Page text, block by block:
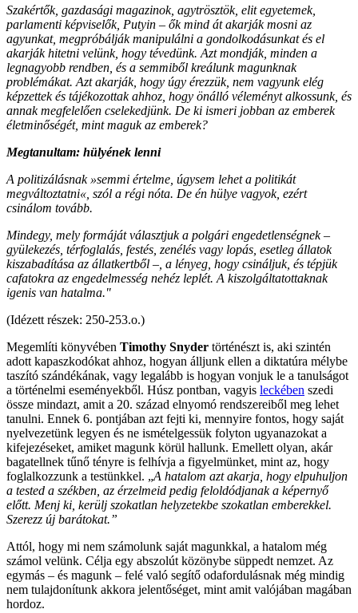
Szakértők, gazdasági magazinok, agytrösztök, elit egyetemek,
parlamenti képviselők, Putyin – ők mind át akarják mosni az
agyunkat, megpróbálják manipulálni a gondolkodásunkat és el
akarják hitetni velünk, hogy tévedünk. Azt mondják, minden a
legnagyobb rendben, és a semmiből kreálunk magunknak
problémákat. Azt akarják, hogy úgy érezzük, nem vagyunk elég
képzettek és tájékozottak ahhoz, hogy önálló véleményt alkossunk, és
annak megfelelően cselekedjünk. De ki ismeri jobban az emberek
életminőségét, mint maguk az emberek?
Megtanultam: hülyének lenni
A politizálásnak »semmi értelme, úgysem lehet a politikát
megváltoztatni«, szól a régi nóta. De én hülye vagyok, ezért
csinálom tovább.
Mindegy, mely formáját választjuk a polgári engedetlenségnek –
gyülekezés, térfoglalás, festés, zenélés vagy lopás, esetleg állatok
kiszabadítása az állatkertből –, a lényeg, hogy csináljuk, és tépjük
cafatokra az engedelmesség nehéz leplét. A kiszolgáltatottaknak
igenis van hatalma."
(Idézett részek: 250-253.o.)
Megemlíti könyvében Timothy Snyder történészt is, aki szintén
adott kapaszkodókat ahhoz, hogyan álljunk ellen a diktatúra mélybe
taszító szándékának, vagy legalább is hogyan vonjuk le a tanulságot
a történelmi eseményekből. Húsz pontban, vagyis leckében szedi
össze mindazt, amit a 20. század elnyomó rendszereiből meg lehet
tanulni. Ennek 6. pontjában azt fejti ki, mennyire fontos, hogy saját
nyelvezetünk legyen és ne ismételgessük folyton ugyanazokat a
kifejezéseket, amiket magunk körül hallunk. Emellett olyan, akár
bagatellnek tűnő tényre is felhívja a figyelmünket, mint az, hogy
foglalkozzunk a testünkkel. „A hatalom azt akarja, hogy elpuhuljon
a tested a székben, az érzelmeid pedig feloldódjanak a képernyő
előtt. Menj ki, kerülj szokatlan helyzetekbe szokatlan emberekkel.
Szerezz új barátokat.”
Attól, hogy mi nem számolunk saját magunkkal, a hatalom még
számol velünk. Célja egy abszolút közönybe süppedt nemzet. Az
egymás – és magunk – felé való segítő odafordulásnak még mindig
nem tulajdonítunk akkora jelentőséget, mint amit valójában magában
hordoz.